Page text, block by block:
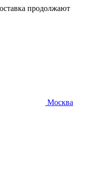
продолжают
Москва